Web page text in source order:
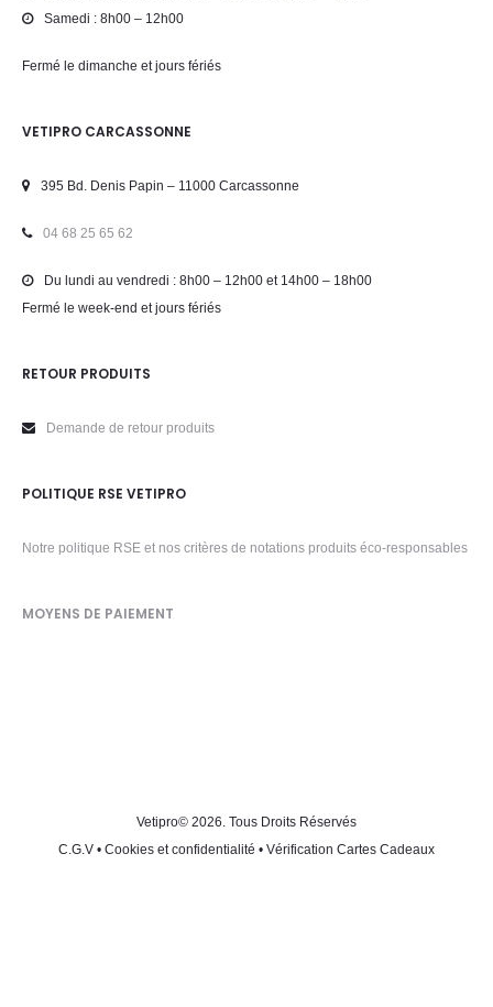
Samedi : 8h00 – 12h00
Fermé le dimanche et jours fériés
VETIPRO CARCASSONNE
395 Bd. Denis Papin – 11000 Carcassonne
04 68 25 65 62
Du lundi au vendredi : 8h00 – 12h00 et 14h00 – 18h00
Fermé le week-end et jours fériés
RETOUR PRODUITS
Demande de retour produits
POLITIQUE RSE VETIPRO
Notre politique RSE et nos critères de notations produits éco-responsables
MOYENS DE PAIEMENT
Vetipro© 2026. Tous Droits Réservés
C.G.V • Cookies et confidentialité • Vérification Cartes Cadeaux